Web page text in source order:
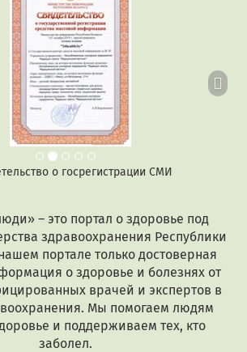
о госрегистрации СМИ
– это портал о здоровье под
здравоохранения Республики
портале только достоверная
о здоровье и болезнях от
врачей и экспертов в
Мы помогаем людям
и поддерживаем тех, кто
заболел.